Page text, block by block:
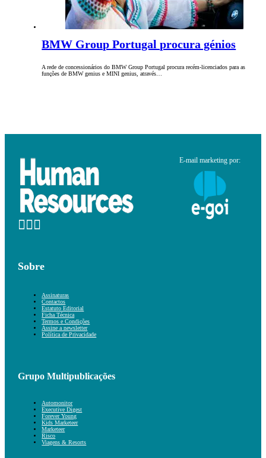
BMW Group Portugal procura génios
A rede de concessionários do BMW Group Portugal procura recém-licenciados para as
funções de BMW genius e MINI genius, através…
E-mail marketing por:
Sobre
Assinaturas
Contactos
Estatuto Editorial
Ficha Técnica
Termos e Condições
Assine a newsletter
Política de Privacidade
Grupo Multipublicações
Automonitor
Executive Digest
Forever Young
Kids Marketeer
Marketeer
Risco
Viagens & Resorts